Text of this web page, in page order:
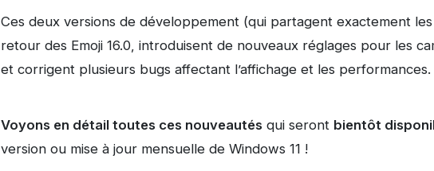
Ces deux versions de développement (qui partagent exactement
retour des Emoji 16.0, introduisent de nouveaux réglages pour les
et corrigent plusieurs bugs affectant l’affichage et les performances.
Voyons en détail toutes ces nouveautésqui seront bientôt
version ou mise à jour mensuelle de Windows 11 !